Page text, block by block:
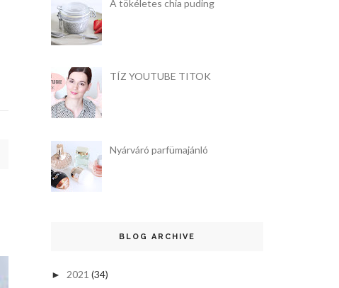
A tökéletes chia puding
TÍZ YOUTUBE TITOK
Nyárváró parfümajánló
BLOG ARCHIVE
► 2021 (34)